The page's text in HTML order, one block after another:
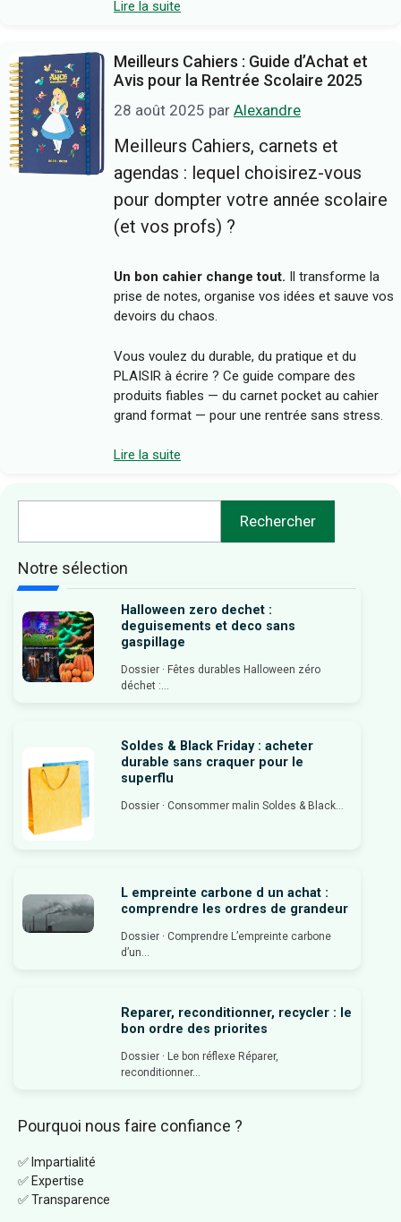
Lire la suite
Meilleurs Cahiers : Guide d’Achat et
Avis pour la Rentrée Scolaire 2025
28 août 2025 par Alexandre
Meilleurs Cahiers, carnets et
agendas : lequel choisirez-vous
pour dompter votre année scolaire
(et vos profs) ?
Un bon cahier change tout. Il transforme la
prise de notes, organise vos idées et sauve vos
devoirs du chaos.
Vous voulez du durable, du pratique et du
PLAISIR à écrire ? Ce guide compare des
produits fiables — du carnet pocket au cahier
grand format — pour une rentrée sans stress.
Lire la suite
Rechercher
Notre sélection
Halloween zero dechet :
deguisements et deco sans
gaspillage
Dossier · Fêtes durables Halloween zéro
déchet :...
Soldes & Black Friday : acheter
durable sans craquer pour le
superflu
Dossier · Consommer malin Soldes & Black...
L empreinte carbone d un achat :
comprendre les ordres de grandeur
Dossier · Comprendre L’empreinte carbone
d’un...
Reparer, reconditionner, recycler : le
bon ordre des priorites
Dossier · Le bon réflexe Réparer,
reconditionner...
Pourquoi nous faire confiance ?
✅ Impartialité
✅ Expertise
✅ Transparence